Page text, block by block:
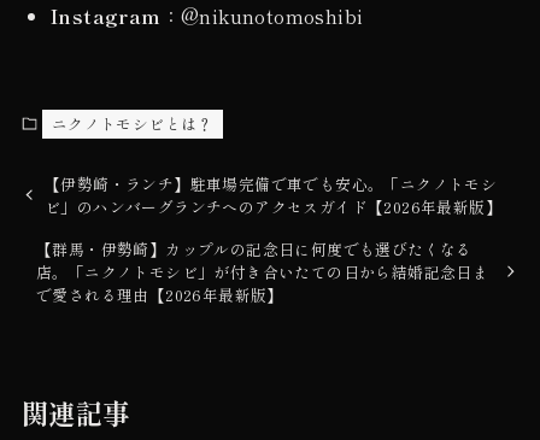
Instagram ：@nikunotomoshibi
ニクノトモシビとは？
【伊勢崎・ランチ】駐車場完備で車でも安心。「ニクノトモシ
ビ」のハンバーグランチへのアクセスガイド【2026年最新版】
【群馬・伊勢崎】カップルの記念日に何度でも選びたくなる
店。「ニクノトモシビ」が付き合いたての日から結婚記念日ま
で愛される理由【2026年最新版】
関連記事